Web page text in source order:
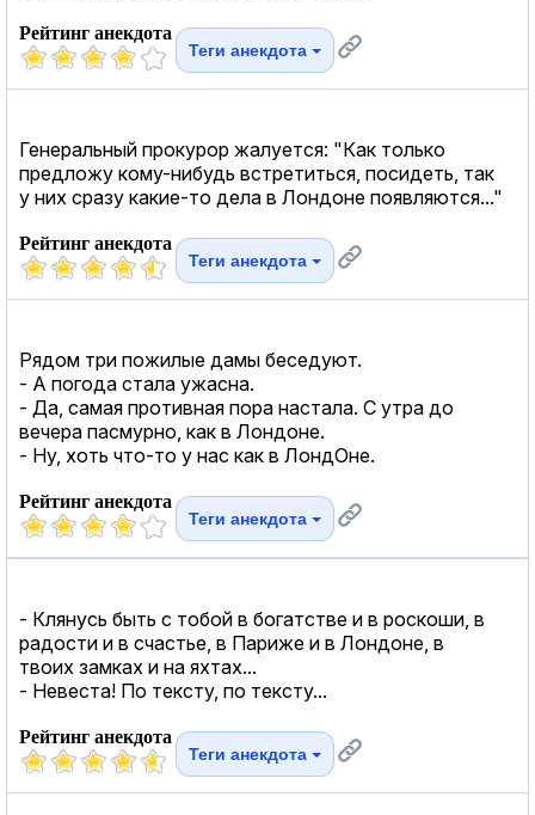
Рейтинг анекдота
Теги анекдота
Генеральный прокурор жалуется: "Как только
предложу кому-нибудь встретиться, посидеть, так
у них сразу какие-то дела в Лондоне появляются..."
Рейтинг анекдота
Теги анекдота
Рядом три пожилые дамы беседуют.
- А погода стала ужасна.
- Да, самая противная пора настала. С утра до
вечера пасмурно, как в Лондоне.
- Ну, хоть что-то у нас как в ЛондОне.
Рейтинг анекдота
Теги анекдота
- Клянусь быть с тобой в богатстве и в роскоши, в
радости и в счастье, в Париже и в Лондоне, в
твоих замках и на яхтах...
- Невеста! По тексту, по тексту...
Рейтинг анекдота
Теги анекдота